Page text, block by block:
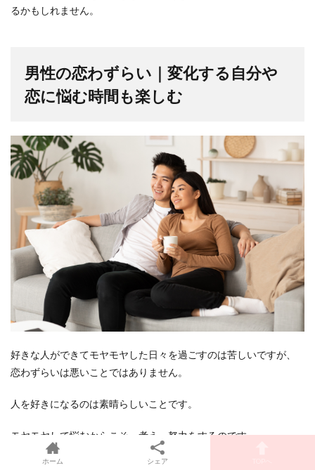
るかもしれません。
男性の恋わずらい｜変化する自分や
恋に悩む時間も楽しむ
好きな人ができてモヤモヤした日々を過ごすのは苦しいですが、
恋わずらいは悪いことではありません。
人を好きになるのは素晴らしいことです。
モヤモヤして悩むからこそ、考え、努力をするのです。
結果がどうあれ、考えて努力したあとのあなたは成長できている
ホーム シェア